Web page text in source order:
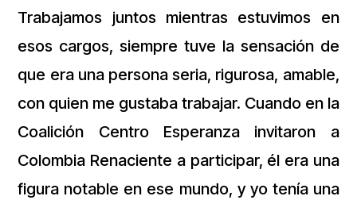
Trabajamos juntos mientras estuvimos en
esos cargos, siempre tuve la sensación de
que era una persona seria, rigurosa, amable,
con quien me gustaba trabajar. Cuando en la
Coalición Centro Esperanza invitaron a
Colombia Renaciente a participar, él era una
figura notable en ese mundo, y yo tenía una